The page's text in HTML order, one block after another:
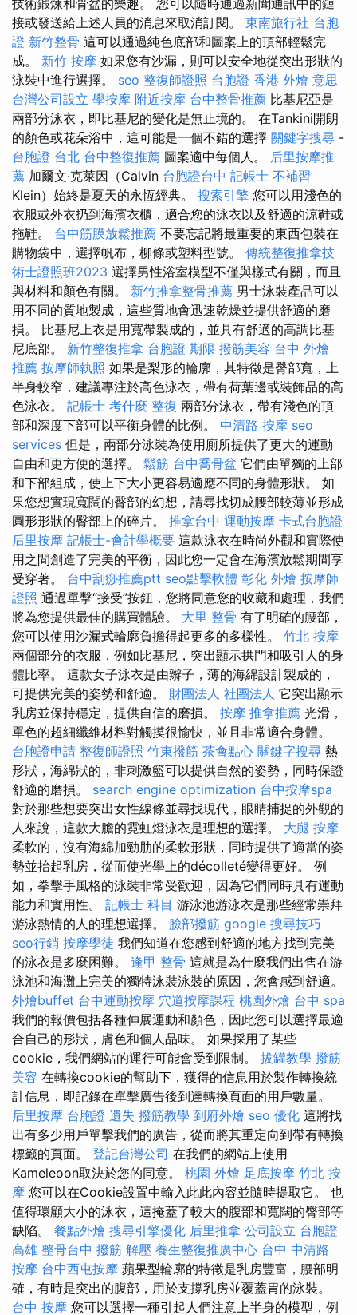
技術鍛煉和骨盆的樂趣。 您可以隨時通過新聞通訊中的鏈
接或發送給上述人員的消息來取消訂閱。 東南旅行社 台胞
證 新竹整骨 這可以通過純色底部和圖案上的頂部輕鬆完
成。 新竹 按摩 如果您有沙漏，則可以安全地從突出形狀的
泳裝中進行選擇。 seo 整復師證照 台胞證 香港 外燴 意思
台灣公司設立 學按摩 附近按摩 台中整骨推薦 比基尼亞是
兩部分泳衣，即比基尼的變化是無止境的。 在Tankini開朗
的顏色或花朵浴中，這可能是一個不錯的選擇 關鍵字搜尋 -
台胞證 台北 台中整復推薦 圖案適中每個人。 后里按摩推
薦 加爾文·克萊因（Calvin 台胞證台中 記帳士 不補習
Klein）始終是夏天的永恆經典。 搜索引擎 您可以用淺色的
衣服或外衣扔到海濱衣櫃，適合您的泳衣以及舒適的涼鞋或
拖鞋。 台中筋膜放鬆推薦 不要忘記將最重要的東西包裝在
購物袋中，選擇帆布，柳條或塑料型號。 傳統整復推拿技
術士證照班2023 選擇男性浴室模型不僅與樣式有關，而且
與材料和顏色有關。 新竹推拿整骨推薦 男士泳裝產品可以
用不同的質地製成，這些質地會迅速乾燥並提供舒適的磨
損。 比基尼上衣是用寬帶製成的，並具有舒適的高調比基
尼底部。 新竹整復推拿 台胞證 期限 撥筋美容 台中 外燴
推薦 按摩師執照 如果是梨形的輪廓，其特徵是臀部寬，上
半身較窄，建議專注於高色泳衣，帶有荷葉邊或裝飾品的高
色泳衣。 記帳士 考什麼 整復 兩部分泳衣，帶有淺色的頂
部和深度下部可以平衡身體的比例。 中清路 按摩 seo
services 但是，兩部分泳裝為使用廁所提供了更大的運動
自由和更方便的選擇。 鬆筋 台中喬骨盆 它們由單獨的上部
和下部組成，使上下大小更容易適應不同的身體形狀。 如
果您想實現寬闊的臀部的幻想，請尋找切成腰部較薄並形成
圓形形狀的臀部上的碎片。 推拿台中 運動按摩 卡式台胞證
后里按摩 記帳士-會計學概要 這款泳衣在時尚外觀和實際使
用之間創造了完美的平衡，因此您一定會在海濱放鬆期間享
受穿著。 台中刮痧推薦ptt seo點擊軟體 彰化 外燴 按摩師
證照 通過單擊“接受”按鈕，您將同意您的收藏和處理，我們
將為您提供最佳的購買體驗。 大里 整骨 有了明確的腰部，
您可以使用沙漏式輪廓負擔得起更多的多樣性。 竹北 按摩
兩個部分的衣服，例如比基尼，突出顯示拱門和吸引人的身
體比率。 這款女子泳衣是由辮子，薄的海綿設計製成的，
可提供完美的姿勢和舒適。 財團法人 社團法人 它突出顯示
乳房並保持穩定，提供自信的磨損。 按摩 推拿推薦 光滑，
單色的超細纖維材料對觸摸很愉快，並且非常適合身體。
台胞證申請 整復師證照 竹東撥筋 茶會點心 關鍵字搜尋 熱
形狀，海綿狀的，非刺激籃可以提供自然的姿勢，同時保證
舒適的磨損。 search engine optimization 台中按摩spa
對於那些想要突出女性線條並尋找現代，眼睛捕捉的外觀的
人來說，這款大膽的霓虹燈泳衣是理想的選擇。 大腿 按摩
柔軟的，沒有海綿加勁肋的柔軟形狀，同時提供了適當的姿
勢並抬起乳房，從而使光學上的décolleté變得更好。 例
如，拳擊手風格的泳裝非常受歡迎，因為它們同時具有運動
能力和實用性。 記帳士 科目 游泳池游泳衣是那些經常崇拜
游泳熱情的人的理想選擇。 臉部撥筋 google 搜尋技巧
seo行銷 按摩學徒 我們知道在您感到舒適的地方找到完美
的泳衣是多麼困難。 逢甲 整骨 這就是為什麼我們出售在游
泳池和海灘上完美的獨特泳裝泳裝的原因，您會感到舒適。
外燴buffet 台中運動按摩 穴道按摩課程 桃園外燴 台中 spa
我們的報價包括各種伸展運動和顏色，因此您可以選擇最適
合自己的形狀，膚色和個人品味。 如果採用了某些
cookie，我們網站的運行可能會受到限制。 拔罐教學 撥筋
美容 在轉換cookie的幫助下，獲得的信息用於製作轉換統
計信息，即記錄在單擊廣告後到達轉換頁面的用戶數量。
后里按摩 台胞證 遺失 撥筋教學 到府外燴 seo 優化 這將找
出有多少用戶單擊我們的廣告，從而將其重定向到帶有轉換
標籤的頁面。 登記台灣公司 在我們的網站上使用
Kameleoon取決於您的同意。 桃園 外燴 足底按摩 竹北 按
摩 您可以在Cookie設置中輸入此此內容並隨時提取它。 也
值得環顧大小的泳衣，這掩蓋了較大的腹部和寬闊的臀部等
缺陷。 餐點外燴 搜尋引擎優化 后里推拿 公司設立 台胞證
高雄 整骨台中 撥筋 解壓 養生整復推廣中心 台中 中清路
按摩 台中西屯按摩 蘋果型輪廓的特徵是乳房豐富，腰部明
確，有時是突出的腹部，用於支撐乳房並覆蓋胃的泳裝。
台中 按摩 您可以選擇一種引起人們注意上半身的模型，例